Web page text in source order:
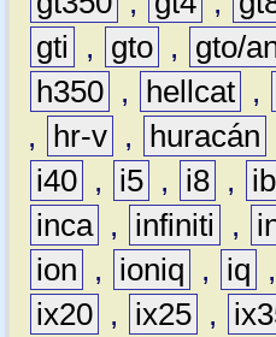
gti
, gto , gto/
h350 , hellcat ,
,
hr-v , huracán
i40 , i5 , i8 ,
inca , infiniti ,
ion
, ioniq , iq ,
ix20 , ix25 ,